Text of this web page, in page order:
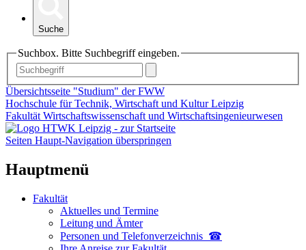
Suche
Suchbox. Bitte Suchbegriff eingeben.
Übersichtsseite "Studium" der FWW
Hochschule für Technik, Wirtschaft und Kultur Leipzig
Fakultät Wirtschaftswissenschaft und Wirtschaftsingenieurwesen
Seiten Haupt-Navigation überspringen
Hauptmenü
Fakultät
Aktuelles und Termine
Leitung und Ämter
Personen und Telefon­verzeichnis ☎